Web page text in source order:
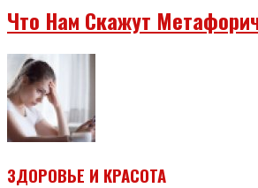
Что Нам Скажут
ЗДОРОВЬЕ И КРАСОТА